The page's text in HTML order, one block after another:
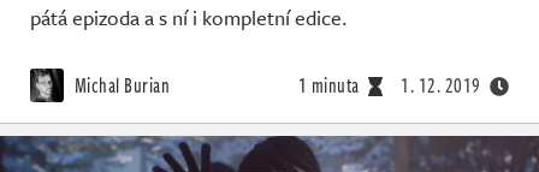
pátá epizoda a s ní i kompletní edice.
Michal Burian 1 minuta 1. 12. 2019